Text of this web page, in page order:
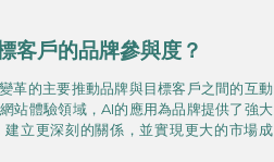
客戶的品牌參與度？
革的主要推動品牌與目標客戶之間的互動
站體驗領域，AI的應用為品牌提供了強大
立更深刻的關係，並實現更大的市場成